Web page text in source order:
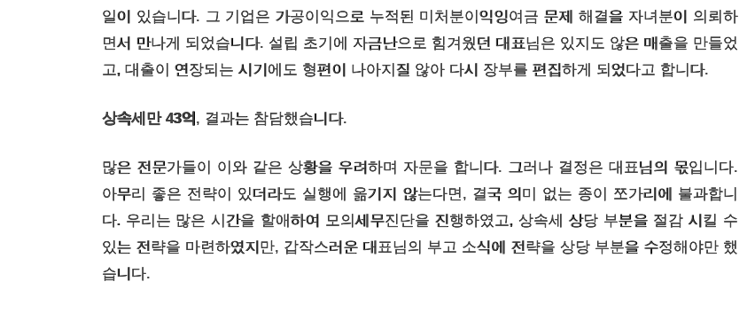
일이 있습니다. 그 기업은 가공이익으로 누적된 미처분이익잉여금 문제 해결을 자녀분이 의뢰하
면서 만나게 되었습니다. 설립 초기에 자금난으로 힘겨웠던 대표님은 있지도 않은 매출을 만들었
고, 대출이 연장되는 시기에도 형편이 나아지질 않아 다시 장부를 편집하게 되었다고 합니다.
상속세만 43억, 결과는 참담했습니다.
많은 전문가들이 이와 같은 상황을 우려하며 자문을 합니다. 그러나 결정은 대표님의 몫입니다.
아무리 좋은 전략이 있더라도 실행에 옮기지 않는다면, 결국 의미 없는 종이 쪼가리에 불과합니
다. 우리는 많은 시간을 할애하여 모의세무진단을 진행하였고, 상속세 상당 부분을 절감 시킬 수
있는 전략을 마련하였지만, 갑작스러운 대표님의 부고 소식에 전략을 상당 부분을 수정해야만 했
습니다.